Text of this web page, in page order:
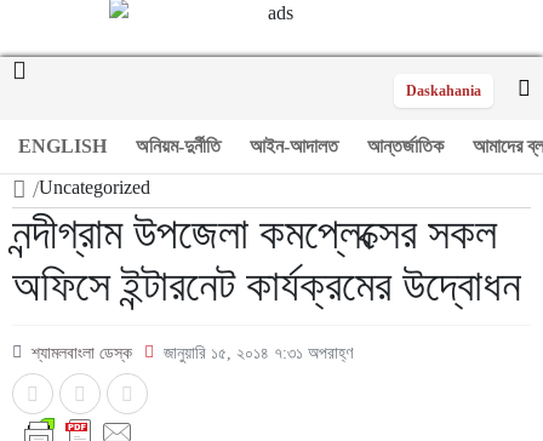
Daskahania
ENGLISH অনিয়ম-দুর্নীতি আইন-আদালত আন্তর্জাতিক আমাদের
/Uncategorized
নন্দীগ্রাম উপজেলা কমপ্লেক্সের সকল
অফিসে ইন্টারনেট কার্যক্রমের উদ্বোধন
শ্যামলবাংলা ডেস্ক জানুয়ারি ১৫, ২০১৪ ৭:৩১ অপরাহ্ণ